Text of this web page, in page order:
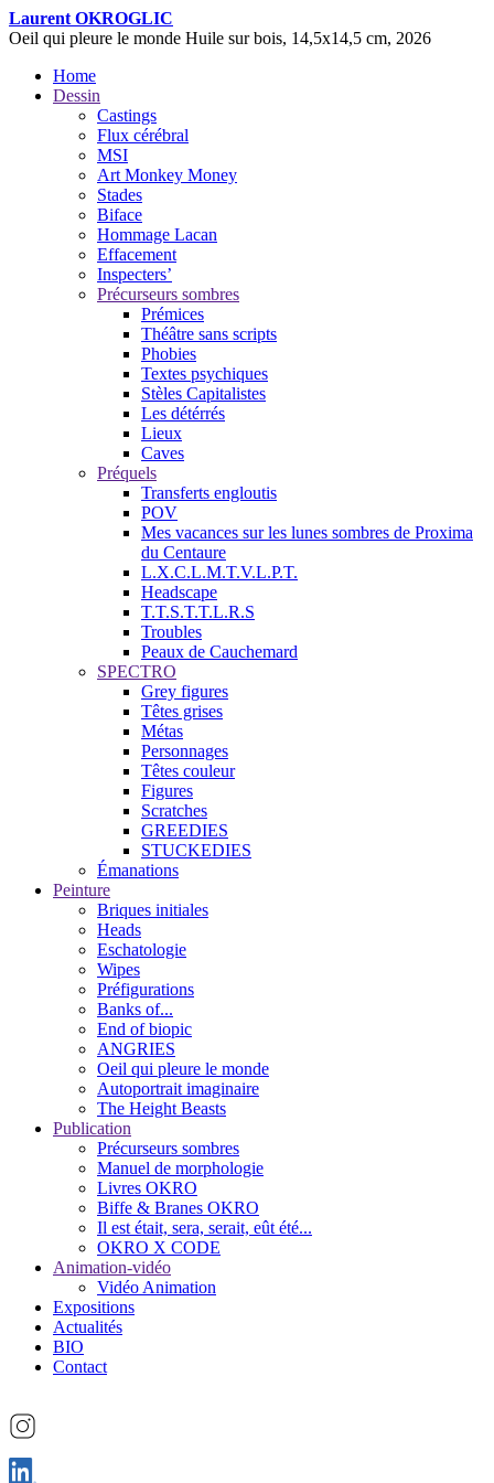
Laurent OKROGLIC
Oeil qui pleure le monde Huile sur bois, 14,5x14,5 cm, 2026
Home
Dessin
Castings
Flux cérébral
MSI
Art Monkey Money
Stades
Biface
Hommage Lacan
Effacement
Inspecters’
Précurseurs sombres
Prémices
Théâtre sans scripts
Phobies
Textes psychiques
Stèles Capitalistes
Les détérrés
Lieux
Caves
Préquels
Transferts engloutis
POV
Mes vacances sur les lunes sombres de Proxima
du Centaure
L.X.C.L.M.T.V.L.P.T.
Headscape
T.T.S.T.T.L.R.S
Troubles
Peaux de Cauchemard
SPECTRO
Grey figures
Têtes grises
Métas
Personnages
Têtes couleur
Figures
Scratches
GREEDIES
STUCKEDIES
Émanations
Peinture
Briques initiales
Heads
Eschatologie
Wipes
Préfigurations
Banks of...
End of biopic
ANGRIES
Oeil qui pleure le monde
Autoportrait imaginaire
The Height Beasts
Publication
Précurseurs sombres
Manuel de morphologie
Livres OKRO
Biffe & Branes OKRO
Il est était, sera, serait, eût été...
OKRO X CODE
Animation-vidéo
Vidéo Animation
Expositions
Actualités
BIO
Contact